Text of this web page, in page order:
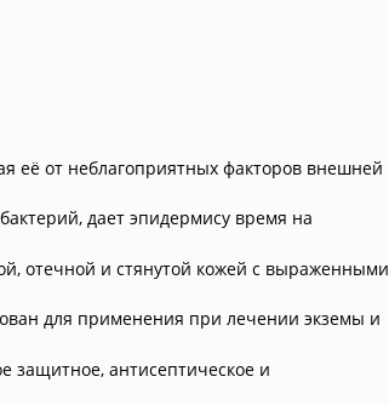
её от неблагоприятных факторов внешней
дает эпидермису время на
отечной и стянутой кожей с выраженными
для применения при лечении экземы и
защитное, антисептическое и